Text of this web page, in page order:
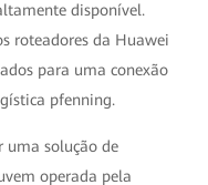
disponível.
roteadores da Huawei
para uma conexão
pfenning.
uma solução de
operada pela